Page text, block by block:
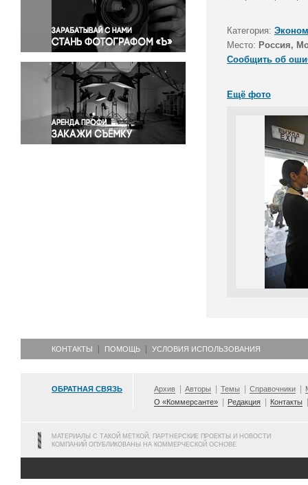
Правосудие
Происшествия и конфликты
Религия
Светская жизнь
Спорт
Экология
Экономика и бизнес
Категория:
Место: Россия,
Сообщить об
Ещё фото
КОНТАКТЫ ПОМОЩЬ УСЛОВИЯ ИСПОЛЬЗОВАНИЯ
ОБРАТНАЯ СВЯЗЬ Архив Авторы Темы Справочники
О «Коммерсанте»
Редакция Контакты
МАТЕРИАЛЫ С ТАКОЙ МЕТКОЙ, ПАРТНЕРСКИЕ ПРОЕКТЫ И НОВОСТИ
КОМПАНИЙ ОПУБЛИКОВАНЫ НА КОММЕРЧЕСКОЙ ОСНОВЕ